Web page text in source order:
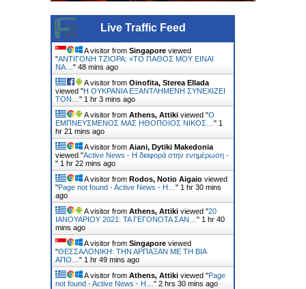
Live Traffic Feed
A visitor from Singapore viewed
"ΑΝΤΙΓΟΝΗ ΤΖΙΟΡΑ: «ΤΟ ΠΑΘΟΣ ΜΟΥ ΕΙΝΑΙ
ΝΑ… " 48 mins ago
A visitor from Oinofita, Sterea Ellada
viewed "H ΟΥΚΡΑΝΙΑ ΕΞΑΝΤΛΗΜΕΝΗ ΣΥΝΕΧΙΖΕΙ
ΤΟΝ… " 1 hr 3 mins ago
A visitor from Athens, Attiki viewed "Ο
ΕΜΠΝΕΥΣΜΕΝΟΣ ΜΑΣ ΗΘΟΠΟΙΟΣ ΝΙΚΟΣ… " 1
hr 21 mins ago
A visitor from Aiani, Dytiki Makedonia
viewed "Active News - Η διαφορά στην ενημέρωση -
" 1 hr 22 mins ago
A visitor from Rodos, Notio Aigaio viewed
"Page not found - Active News - Η… " 1 hr 30 mins
ago
A visitor from Athens, Attiki viewed "20
ΙΑΝΟΥΑΡΙΟΥ 2021: ΤΑ ΓΕΓΟΝΟΤΑ ΣΑΝ… " 1 hr 40
mins ago
A visitor from Singapore viewed
"ΘΕΣΣΑΛΟΝΙΚΗ: ΤΗΝ ΑΡΠΑΞΑΝ ΜΕ ΤΗ ΒΙΑ
ΑΠΟ… " 1 hr 49 mins ago
A visitor from Athens, Attiki viewed "Page
not found - Active News - Η… " 2 hrs 30 mins ago